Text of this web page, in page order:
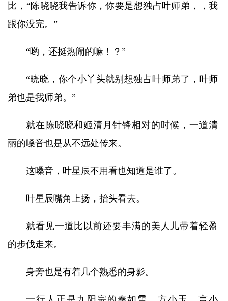
比，“陈晓晓我告诉你，你要是想独占叶师弟，，我
跟你没完。”
“哟，还挺热闹的嘛！？”
“晓晓，你个小丫头就别想独占叶师弟了，叶师
弟也是我师弟。”
就在陈晓晓和姬清月针锋相对的时候，一道清
丽的嗓音也是从不远处传来。
这嗓音，叶星辰不用看也知道是谁了。
叶星辰嘴角上扬，抬头看去。
就看见一道比以前还要丰满的美人儿带着轻盈
的步伐走来。
身旁也是有着几个熟悉的身影。